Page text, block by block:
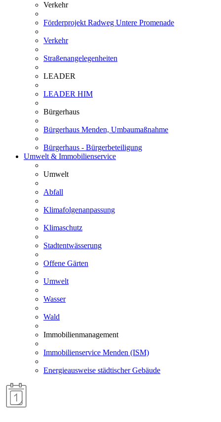
Verkehr
Förderprojekt Radweg Untere Promenade
Verkehr
Straßenangelegenheiten
LEADER
LEADER HIM
Bürgerhaus
Bürgerhaus Menden, Umbaumaßnahme
Bürgerhaus - Bürgerbeteiligung
Umwelt & Immobilienservice
Umwelt
Abfall
Klimafolgenanpassung
Klimaschutz
Stadtentwässerung
Offene Gärten
Umwelt
Wasser
Wald
Immobilienmanagement
Immobilienservice Menden (ISM)
Energieausweise städtischer Gebäude